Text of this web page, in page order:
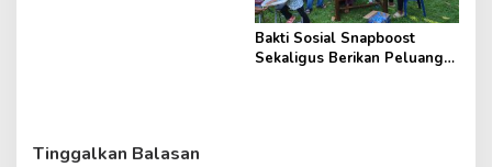
Bakti Sosial Snapboost
Sekaligus Berikan Peluang
Tinggalkan Balasan